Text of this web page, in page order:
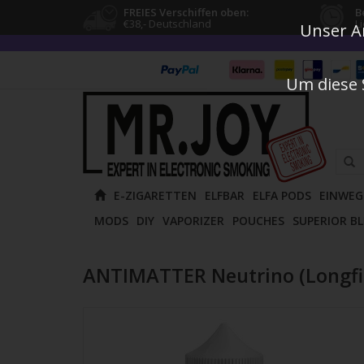
FREIES Verschiffen oben:
€38,- Deutschland
die
Pfeile
oben
und
E-ZIGARETTEN ELFBAR ELFA PODS
MODS DIY VAPORIZER POUCHES SUPERIOR
ANTIMATTER Neutrino
Unser
Um diese